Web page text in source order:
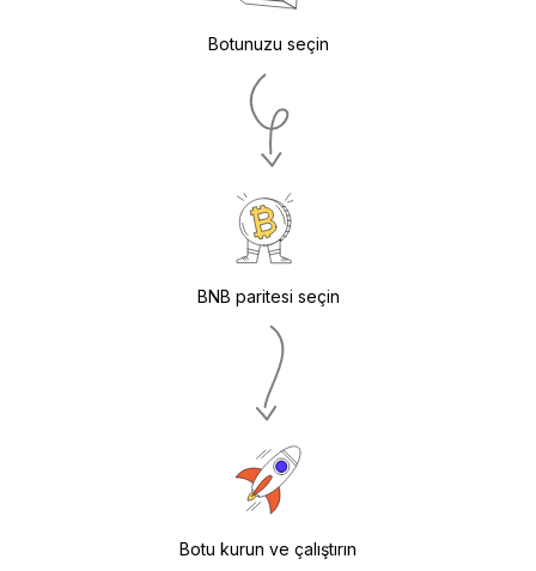
Botunuzu seçin
BNB paritesi seçin
Botu kurun ve çalıştırın